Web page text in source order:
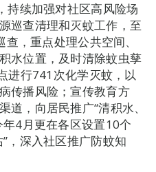
持续加强对社区高风险场
巡查清理和灭蚊工作，至
，重点处理公共空间、
水位置，及时清除蚊虫孳
进行741次化学灭蚊，以
传播风险；宣传教育方
，向居民推广“清积水、
4月更在各区设置10个
，深入社区推广防蚊知